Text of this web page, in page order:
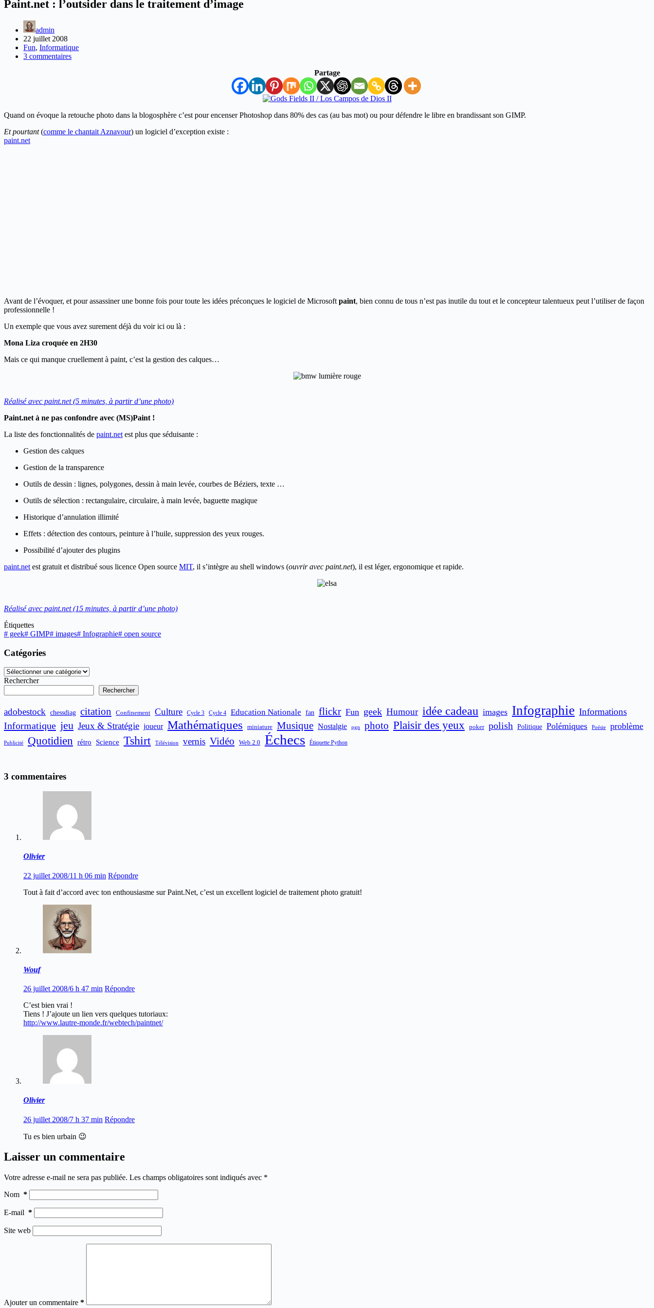
Paint.net : l’outsider dans le traitement d’image
admin
22 juillet 2008
Fun, Informatique
3 commentaires
Partage
Quand on évoque la retouche photo dans la blogosphère c’est pour encenser Photoshop dans 80% des cas (au bas mot) ou pour défendre le libre en brandissant son GIMP.
Et pourtant(comme le chantait Aznavour) un logiciel d’exception existe :
paint.net
Avant de l’évoquer, et pour assassiner une bonne fois pour toute les idées préconçues le logiciel de Microsoft paint, bien connu de tous n’est pas inutile du tout et le concepteur talentueux peut l’utiliser de façon
professionnelle !
Un exemple que vous avez surement déjà du voir ici ou là :
Mona Liza croquée en 2H30
Mais ce qui manque cruellement à paint, c’est la gestion des calques…
Réalisé avec paint.net (5 minutes, à partir d’une photo)
Paint.net à ne pas confondre avec (MS)Paint !
La liste des fonctionnalités de paint.net est plus que séduisante :
Gestion des calques
Gestion de la transparence
Outils de dessin : lignes, polygones, dessin à main levée, courbes de Béziers, texte …
Outils de sélection : rectangulaire, circulaire, à main levée, baguette magique
Historique d’annulation illimité
Effets : détection des contours, peinture à l’huile, suppression des yeux rouges.
Possibilité d’ajouter des plugins
paint.net est gratuit et distribué sous licence Open source MIT, il s’intègre au shell windows (ouvrir avec paint.net), il est léger, ergonomique et rapide.
Réalisé avec paint.net (15 minutes, à partir d’une photo)
Étiquettes
# geek# GIMP# images# Infographie# open source
Catégories
Catégories
Rechercher
Rechercher
adobestock chessdiag citation Confinement Culture Cycle 3 Cycle 4 Education Nationale fan flickr Fun geek Humour idée cadeau images Infographie Informations
Informatique jeu Jeux & Stratégie joueur Mathématiques miniature Musique Nostalgie pgn photo Plaisir des yeux poker polish Politique Polémiques Poésie problème
Publicité Quotidien rétro Science Tshirt Télévision vernis Vidéo Web 2.0 Échecs Étiquette Python
3 commentaires
Olivier
22 juillet 2008/11 h 06 min Répondre
Tout à fait d’accord avec ton enthousiasme sur Paint.Net, c’est un excellent logiciel de traitement photo gratuit!
Wouf
26 juillet 2008/6 h 47 min Répondre
C’est bien vrai !
Tiens ! J’ajoute un lien vers quelques tutoriaux:
http://www.lautre-monde.fr/webtech/paintnet/
Olivier
26 juillet 2008/7 h 37 min Répondre
Tu es bien urbain 😉
Laisser un commentaire
Votre adresse e-mail ne sera pas publiée. Les champs obligatoires sont indiqués avec *
Nom *
E-mail *
Site web
Ajouter un commentaire *